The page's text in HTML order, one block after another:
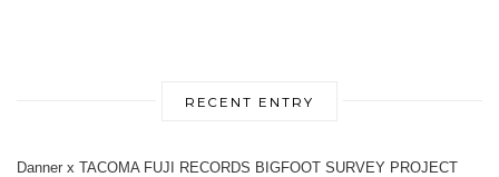
RECENT ENTRY
Danner x TACOMA FUJI RECORDS BIGFOOT SURVEY PROJECT